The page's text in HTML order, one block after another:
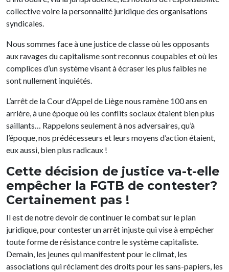
collective voire la personnalité juridique des organisations
syndicales.
Nous sommes face à une justice de classe où les opposants
aux ravages du capitalisme sont reconnus coupables et où les
complices d’un système visant à écraser les plus faibles ne
sont nullement inquiétés.
L’arrêt de la Cour d’Appel de Liège nous ramène 100 ans en
arrière, à une époque où les conflits sociaux étaient bien plus
saillants… Rappelons seulement à nos adversaires, qu’à
l’époque, nos prédécesseurs et leurs moyens d’action étaient,
eux aussi, bien plus radicaux !
Cette décision de justice va-t-elle
empêcher la FGTB de contester?
Certainement pas !
Il est de notre devoir de continuer le combat sur le plan
juridique, pour contester un arrêt injuste qui vise à empêcher
toute forme de résistance contre le système capitaliste.
Demain, les jeunes qui manifestent pour le climat, les
associations qui réclament des droits pour les sans-papiers, les